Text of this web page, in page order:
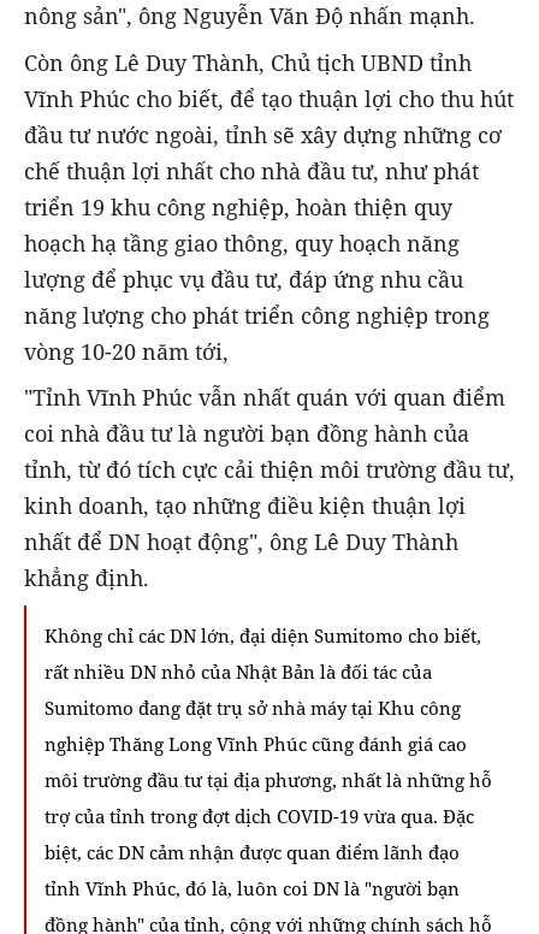
nông sản", ông Nguyễn Văn Độ nhấn mạnh.
Còn ông Lê Duy Thành, Chủ tịch UBND tỉnh
Vĩnh Phúc cho biết, để tạo thuận lợi cho thu hút
đầu tư nước ngoài, tỉnh sẽ xây dựng những cơ
chế thuận lợi nhất cho nhà đầu tư, như phát
triển 19 khu công nghiệp, hoàn thiện quy
hoạch hạ tầng giao thông, quy hoạch năng
lượng để phục vụ đầu tư, đáp ứng nhu cầu
năng lượng cho phát triển công nghiệp trong
vòng 10-20 năm tới,
"Tỉnh Vĩnh Phúc vẫn nhất quán với quan điểm
coi nhà đầu tư là người bạn đồng hành của
tỉnh, từ đó tích cực cải thiện môi trường đầu tư,
kinh doanh, tạo những điều kiện thuận lợi
nhất để DN hoạt động", ông Lê Duy Thành
khẳng định.
Không chỉ các DN lớn, đại diện Sumitomo cho biết,
rất nhiều DN nhỏ của Nhật Bản là đối tác của
Sumitomo đang đặt trụ sở nhà máy tại Khu công
nghiệp Thăng Long Vĩnh Phúc cũng đánh giá cao
môi trường đầu tư tại địa phương, nhất là những hỗ
trợ của tỉnh trong đợt dịch COVID-19 vừa qua. Đặc
biệt, các DN cảm nhận được quan điểm lãnh đạo
tỉnh Vĩnh Phúc, đó là, luôn coi DN là "người bạn
đồng hành" của tỉnh, cộng với những chính sách hỗ